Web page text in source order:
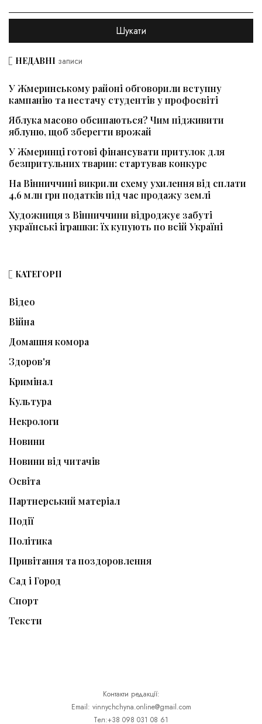
НЕДАВНІ записи
У Жмеринському районі обговорили вступну
кампанію та нестачу студентів у профосвіті
Яблука масово обсипаються? Чим підживити
яблуню, щоб зберегти врожай
У Жмеринці готові фінансувати притулок для
безпритульних тварин: стартував конкурс
На Вінниччині викрили схему ухилення від сплати
4,6 млн грн податків під час продажу землі
Художниця з Вінниччини відроджує забуті
українські іграшки: їх купують по всій Україні
КАТЕГОРІЇ
Відео
Війна
Домашня комора
Здоров'я
Кримінал
Культура
Некрологи
Новини
Новини від читачів
Освіта
Партнерський матеріал
Події
Політика
Привітання та поздоровлення
Сад і Город
Спорт
Тексти
Контакти редакції:
Email: vinnychchyna.online@gmail.com
Тел:+38 098 031 08 61